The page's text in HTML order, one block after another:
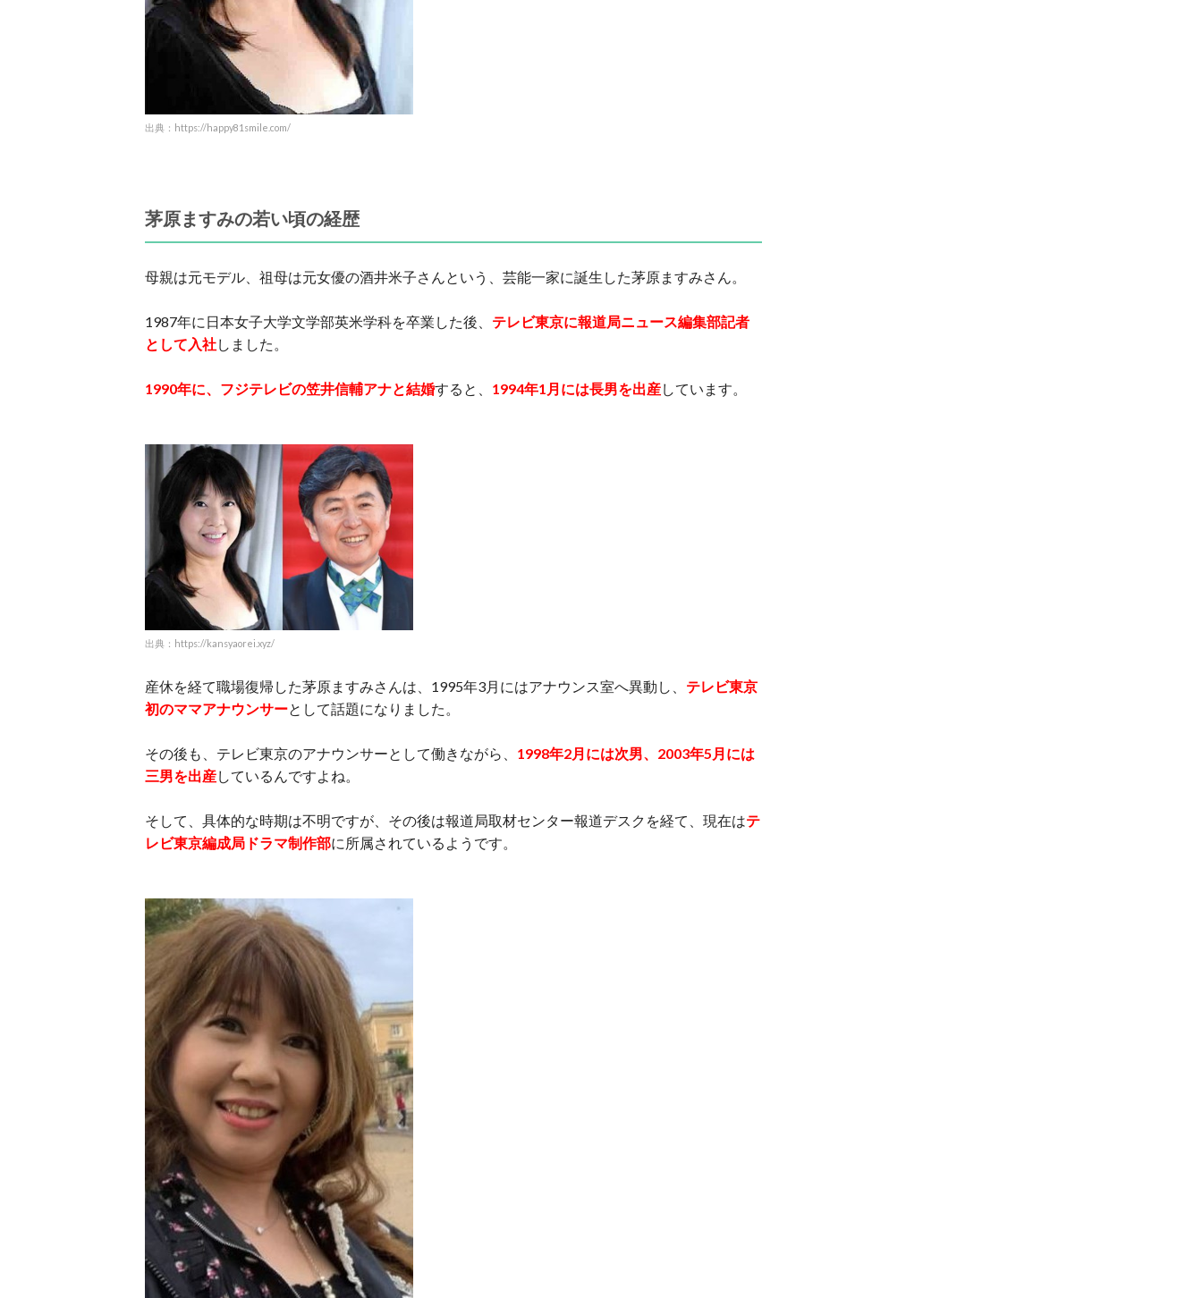
出典：https://happy81smile.com/
茅原ますみの若い頃の経歴
母親は元モデル、祖母は元女優の酒井米子さんという、芸能一家に誕生した茅原ますみさん。
1987年に日本女子大学文学部英米学科を卒業した後、 テレビ東京に報道局ニュース編集部記者
として入社しました。
1990年に、フジテレビの笠井信輔アナと結婚すると、 1994年1月には長男を出産しています。
出典：https://kansyaorei.xyz/
産休を経て職場復帰した茅原ますみさんは、1995年3月にはアナウンス室へ異動し、 テレビ東京
初のママアナウンサーとして話題になりました。
その後も、テレビ東京のアナウンサーとして働きながら、 1998年2月には次男、2003年5月には
三男を出産しているんですよね。
そして、具体的な時期は不明ですが、その後は報道局取材センター報道デスクを経て、現在はテ
レビ東京編成局ドラマ制作部に所属されているようです。